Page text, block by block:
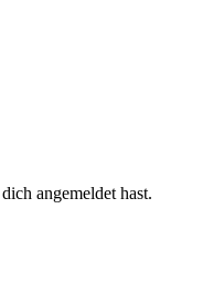
angemeldet hast.